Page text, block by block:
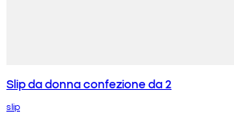
Slip da donna confezione da 2
slip